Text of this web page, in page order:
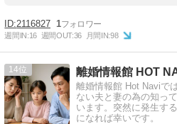
2116827 1
週間IN:16 週間OUT:36 月間IN:98
14 離婚情報館 HOT
離婚情報館 Hot Naviで
ない夫と妻の為の知っ
います。突然に発生す
になれば幸いです。